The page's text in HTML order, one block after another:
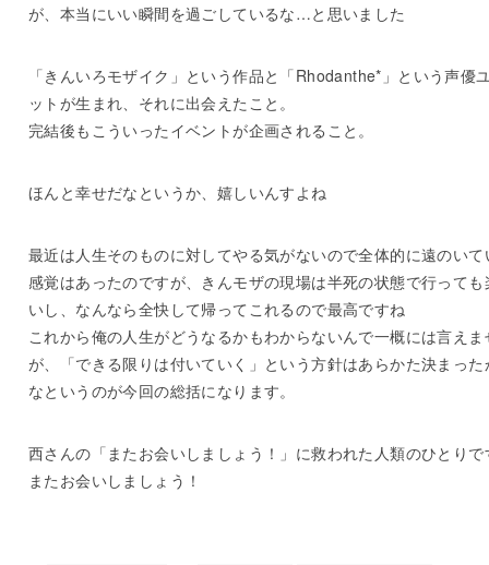
が、本当にいい瞬間を過ごしているな…と思いました
「きんいろモザイク」という作品と「Rhodanthe*」という声優
ットが生まれ、それに出会えたこと。
完結後もこういったイベントが企画されること。
ほんと幸せだなというか、嬉しいんすよね
最近は人生そのものに対してやる気がないので全体的に遠のいて
感覚はあったのですが、きんモザの現場は半死の状態で行っても
いし、なんなら全快して帰ってこれるので最高ですね
これから俺の人生がどうなるかもわからないんで一概には言えま
が、「できる限りは付いていく」という方針はあらかた決まった
なというのが今回の総括になります。
西さんの「またお会いしましょう！」に救われた人類のひとりで
またお会いしましょう！